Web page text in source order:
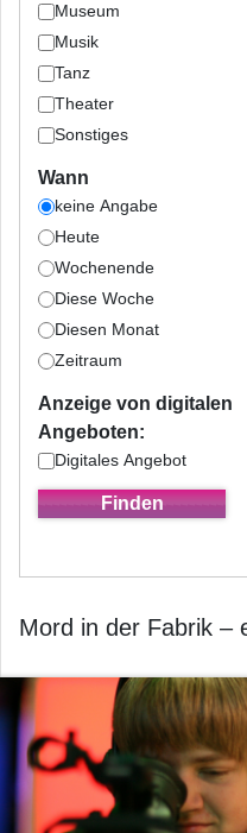
Museum
Musik
Tanz
Theater
Sonstiges
Wann
keine Angabe
Heute
Wochenende
Diese Woche
Diesen Monat
Zeitraum
Anzeige von digitalen
Angeboten:
Digitales Angebot
Mord in der Fabrik –